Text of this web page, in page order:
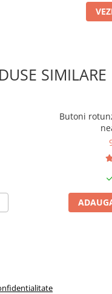
SIMILARE
Butoni